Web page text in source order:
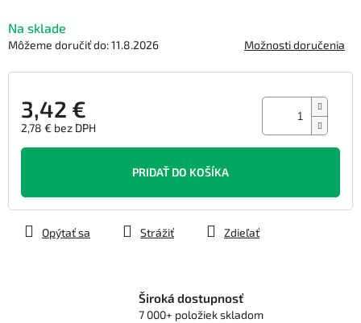
Na sklade
Môžeme doručiť do:11.8.2026 Možnosti doručenia
3,42 €
2,78 € bez DPH
Jednotková
PRIDAŤ DO KOŠÍKA
Opýtať sa Strážiť Zdieľať
z
5
Široká dostupnosť
7 000+ položiek skladom